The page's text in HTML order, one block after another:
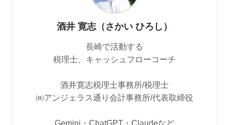
酒井 寛志（さかい ひろし）
長崎で活動する
税理士、キャッシュフローコーチ
酒井寛志税理士事務所/税理士
㈱アンジェラス通り会計事務所/代表取締役
Gemini・ChatGPT・Claudeなど